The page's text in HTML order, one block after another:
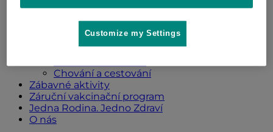
Všechny příspěvky
Zdraví a ochrana
Péče a výživa
Chování a cestování
Zábavné aktivity
Záruční vakcinační program
Jedna Rodina. Jedno Zdraví
O nás
Customize my Settings